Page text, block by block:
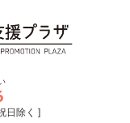
日除く ]